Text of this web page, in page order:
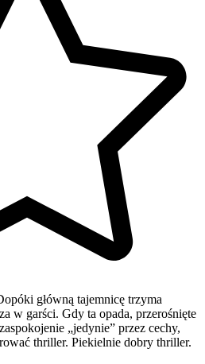
główną tajemnicę trzyma
w garści. Gdy ta opada, przerośnięte
„jedynie” przez cechy,
thriller. Piekielnie dobry thriller.